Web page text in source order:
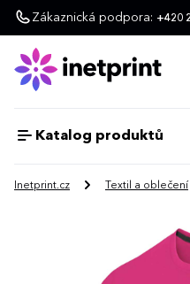
Zákaznická podpora: +420
Katalog produktů
Inetprint.cz Textil a oblečení